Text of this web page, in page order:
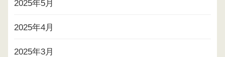
2025年5月
2025年4月
2025年3月